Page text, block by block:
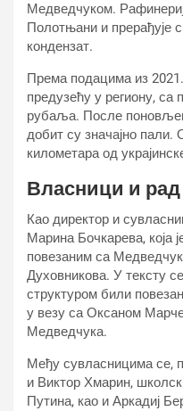
Медведчуком.
Полотњани и прерађује
кондензат.
Према подацима из 2021.
предузећу у региону, са
рубаља. После
добит су значајно пали.
километара од
Власници и
Као директор и
Марина Бочкарева, која
повезаним са
Духовникова. У тексту
структуром били
у везу са Оксаном
Медведчука.
Међу сувласницима се,
и Виктор Хмарин,
Путина, као и Аркадиј